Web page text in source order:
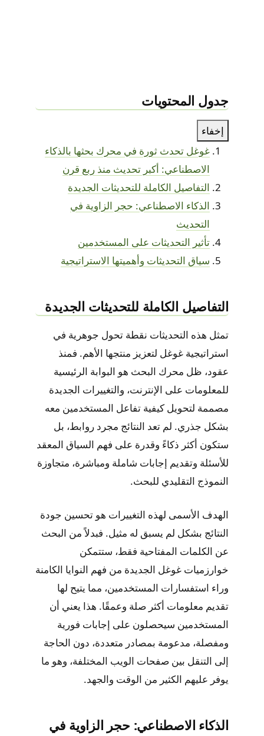
جدول المحتويات
إخفاء
غوغل تحدث ثورة في محرك بحثها بالذكاء
الاصطناعي: أكبر تحديث منذ ربع قرن
التفاصيل الكاملة للتحديثات الجديدة
الذكاء الاصطناعي: حجر الزاوية في
التحديث
تأثير التحديثات على المستخدمين
سياق التحديثات وأهميتها الاستراتيجية
التفاصيل الكاملة للتحديثات الجديدة
تمثل هذه التحديثات نقطة تحول جوهرية في
استراتيجية غوغل لتعزيز منتجها الأهم. فمنذ
عقود، ظل محرك البحث هو البوابة الرئيسية
للمعلومات على الإنترنت، والتغييرات الجديدة
مصممة لتحويل كيفية تفاعل المستخدمين معه
بشكل جذري. لم تعد النتائج مجرد روابط، بل
ستكون أكثر ذكاءً وقدرة على فهم السياق المعقد
للأسئلة وتقديم إجابات شاملة ومباشرة، متجاوزة
النموذج التقليدي للبحث.
الهدف الأسمى لهذه التغييرات هو تحسين جودة
النتائج بشكل لم يسبق له مثيل. فبدلاً من البحث
عن الكلمات المفتاحية فقط، ستتمكن
خوارزميات غوغل الجديدة من فهم النوايا الكامنة
وراء استفسارات المستخدمين، مما يتيح لها
تقديم معلومات أكثر صلة وعمقًا. هذا يعني أن
المستخدمين سيحصلون على إجابات فورية
ومفصلة، مدعومة بمصادر متعددة، دون الحاجة
إلى التنقل بين صفحات الويب المختلفة، وهو ما
يوفر عليهم الكثير من الوقت والجهد.
الذكاء الاصطناعي: حجر الزاوية في